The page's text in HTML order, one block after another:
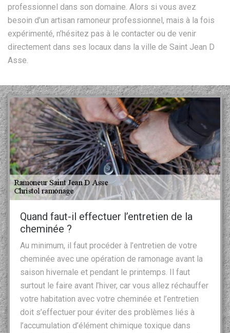
professionnel dans son domaine. Alors si vous avez
besoin d’un artisan ramoneur professionnel, mais à la fois
expérimenté, n’hésitez pas à le contacter ou de venir
directement dans ses locaux dans la ville de Saint Jean D
Asse.
Quand faut-il effectuer l’entretien de la
cheminée ?
Au minimum, il faut procéder à l’entretien de votre
cheminée avec une opération de ramonage avant la
saison hivernale et pendant le printemps. Il faut
surtout le faire avant l’hiver, car vous allez réchauffer
votre habitation avec votre cheminée et l’entretien
doit s’effectuer pour éviter des problèmes liés à
l’accumulation d’élément chimique toxique dans